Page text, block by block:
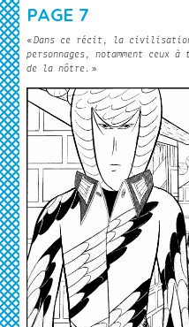
PAGE 7
«Dans ce récit, la
personnages, notamment ceux
de la nôtre. »